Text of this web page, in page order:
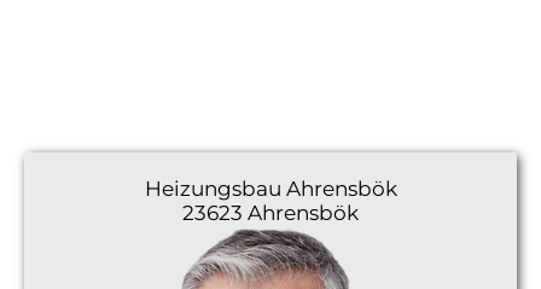
Heizungsbau Ahrensbök
23623 Ahrensbök